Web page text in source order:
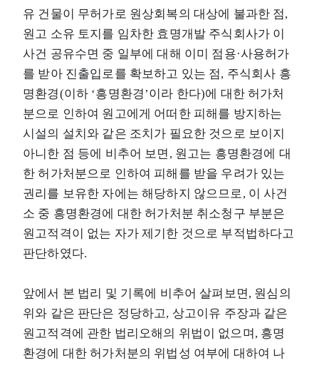
유 건물이 무허가로 원상회복의 대상에 불과한 점,
원고 소유 토지를 임차한 효명개발 주식회사가 이
사건 공유수면 중 일부에 대해 이미 점용·사용허가
를 받아 진출입로를 확보하고 있는 점, 주식회사 흥
명환경(이하 ‘흥명환경’이라 한다)에 대한 허가처
분으로 인하여 원고에게 어떠한 피해를 방지하는
시설의 설치와 같은 조치가 필요한 것으로 보이지
아니한 점 등에 비추어 보면, 원고는 흥명환경에 대
한 허가처분으로 인하여 피해를 받을 우려가 있는
권리를 보유한 자에는 해당하지 않으므로, 이 사건
소 중 흥명환경에 대한 허가처분 취소청구 부분은
원고적격이 없는 자가 제기한 것으로 부적법하다고
판단하였다.
앞에서 본 법리 및 기록에 비추어 살펴보면, 원심의
위와 같은 판단은 정당하고, 상고이유 주장과 같은
원고적격에 관한 법리오해의 위법이 없으며, 흥명
환경에 대한 허가처분의 위법성 여부에 대하여 나